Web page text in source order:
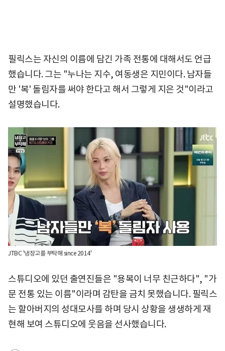
필릭스는 자신의 이름에 담긴 가족 전통에 대해서도 언급
했습니다. 그는 "누나는 지수, 여동생은 지민이다. 남자들
만 '복' 돌림자를 써야 한다고 해서 그렇게 지은 것"이라고
설명했습니다.
JTBC '냉장고를 부탁해 since 2014'
스튜디오에 있던 출연진들은 "용복이 너무 친근하다", "가
문 전통 있는 이름"이라며 감탄을 금치 못했습니다. 필릭스
는 할아버지의 성대모사를 하며 당시 상황을 생생하게 재
현해 보여 스튜디오에 웃음을 선사했습니다.